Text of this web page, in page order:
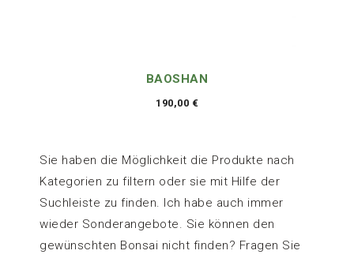
BAOSHAN
190,00 €
Sie haben die Möglichkeit die Produkte nach
Kategorien zu filtern oder sie mit Hilfe der
Suchleiste zu finden. Ich habe auch immer
wieder Sonderangebote. Sie können den
gewünschten Bonsai nicht finden? Fragen Sie